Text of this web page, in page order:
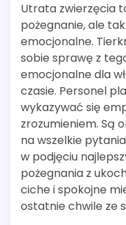
Utrata zwierzęcia
pożegnanie, ale
emocjonalne.
sobie sprawę z
emocjonalne dla
czasie. Personel
wykazywać się
zrozumieniem. Są
na wszelkie
w podjęciu
pożegnania z
ciche i spokojne
ostatnie chwile ze